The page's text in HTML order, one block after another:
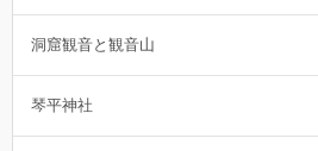
洞窟観音と観音山
琴平神社